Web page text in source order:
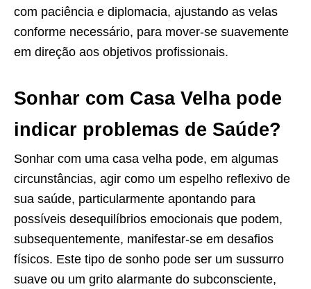
com paciência e diplomacia, ajustando as velas
conforme necessário, para mover-se suavemente
em direção aos objetivos profissionais.
Sonhar com Casa Velha pode
indicar problemas de Saúde?
Sonhar com uma casa velha pode, em algumas
circunstâncias, agir como um espelho reflexivo de
sua saúde, particularmente apontando para
possíveis desequilíbrios emocionais que podem,
subsequentemente, manifestar-se em desafios
físicos. Este tipo de sonho pode ser um sussurro
suave ou um grito alarmante do subconsciente,